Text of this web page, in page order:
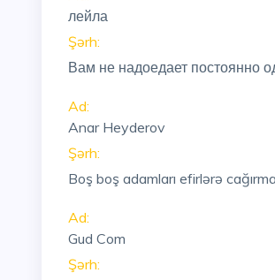
лейла
Şərh:
Вам не надоедает постоянно
Ad:
Anar Heyderov
Şərh:
Boş boş adamları efirlərə
Ad:
Gud Com
Şərh: